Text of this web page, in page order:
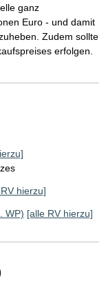
ganz
Euro - und damit
Zudem sollte
erfolgen.
hierzu]
WP) [alle RV hierzu]